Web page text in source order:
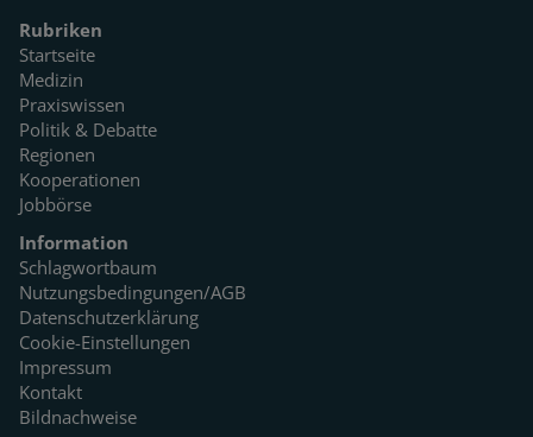
Rubriken
Startseite
Medizin
Praxiswissen
Politik & Debatte
Regionen
Kooperationen
Jobbörse
Information
Schlagwortbaum
Nutzungsbedingungen/AGB
Datenschutzerklärung
Cookie-Einstellungen
Impressum
Kontakt
Bildnachweise